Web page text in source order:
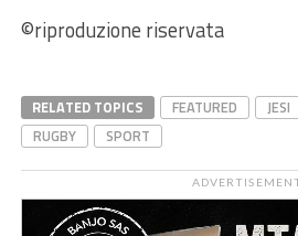
©riproduzione riservata
RELATED TOPICS FEATURED JESI
RUGBY
SPORT